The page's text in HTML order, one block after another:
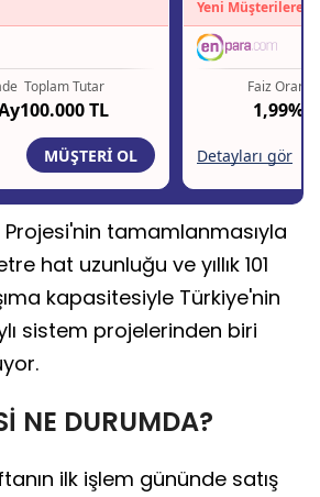
tamamlanmasıyla
hat uzunluğu ve yıllık 101
kapasitesiyle Türkiye'nin
sistem projelerinden biri
NE DURUMDA?
ilk işlem gününde satış